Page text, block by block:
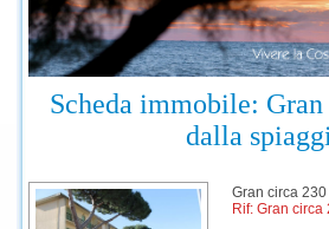
Scheda immobile:
dalla
Gran circa
Rif: Gran circa